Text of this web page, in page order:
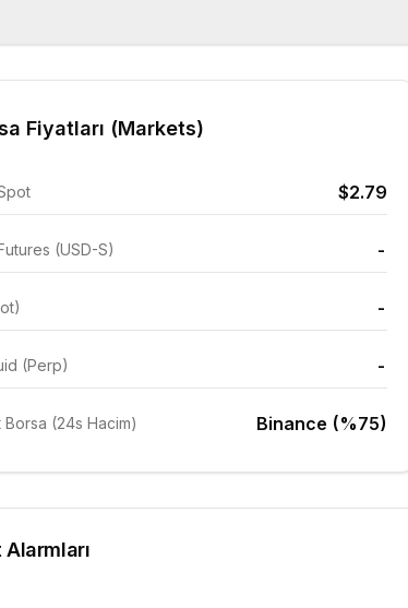
Fiyatları (Markets)
$2.79
(USD-S) -
-
(Perp) -
Borsa (24s Hacim) Binance (%75)
Alarmları